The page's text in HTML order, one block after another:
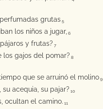
grutas 5
los niños a jugar, 6
y frutas? 7
los gajos del pomar? 8
que se arruinó el molino 9
acequia, su pajar? 10
ocultan el camino. 11